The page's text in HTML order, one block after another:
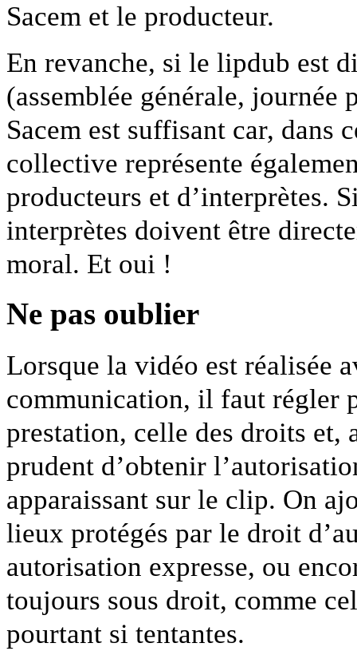
Sacem et le producteur.
En revanche, si le lipdub est
(assemblée générale,
Sacem est suffisant car, dans
collective représente
producteurs et d’interprètes.
interprètes doivent être
moral. Et oui !
Ne pas oublier
Lorsque la vidéo est réalisée
communication, il faut régler
prestation, celle des droits et,
prudent d’obtenir
apparaissant sur le clip. On
lieux protégés par le droit
autorisation expresse, ou
toujours sous droit, comme
pourtant si tentantes.